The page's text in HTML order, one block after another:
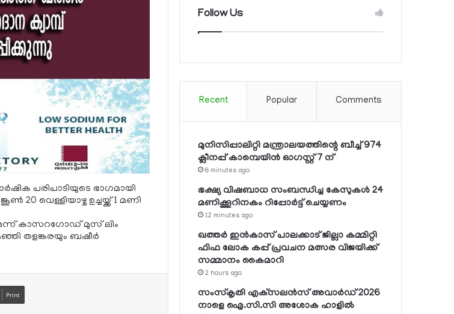
പരിപാടിയുടെ ഭാഗമായി
വെള്ളിയാഴ്ച ഉച്ചയ്ക്ക് 1 മണി
കാസറഗോഡ് മുസ് ലിം
തളങ്കരയും ബഷീര്‍
Print
Follow Us
Recent Popular Comments
മുനിസിപ്പാലിറ്റി മന്ത്രാലയത്തിന്റെ ബീച്ച് 974
ക്ലീനപ്പ് കാമ്പെയിന്‍ ഓഗസ്റ്റ് 7 ന്
6 minutes ago
ഭക്ഷ്യ വിഷബാധ സംബന്ധിച്ച കേസുകള്‍ 24
മണിക്കൂറിനകം റിപ്പോര്‍ട്ട് ചെയ്യണം
12 minutes ago
ഖത്തര്‍ ഇന്‍കാസ് പാലക്കാട് ജില്ലാ കമ്മിറ്റി
ഫിഫ ലോക കപ്പ് പ്രവചന മത്സര വിജയിക്ക്
സമ്മാനം കൈമാറി
2 hours ago
സംസ്‌കൃതി എക്‌സലന്‍സ് അവാര്‍ഡ് 2026
നാളെ ഐ.സി.സി അശോക ഹാളില്‍